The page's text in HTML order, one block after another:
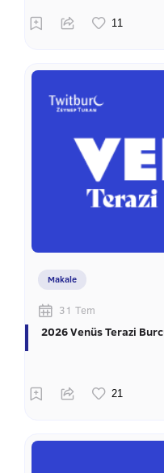
Makale
31 Tem
2026 Venüs Terazi